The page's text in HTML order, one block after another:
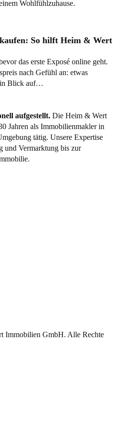
So hilft Heim & Wert
das erste Exposé online geht.
nach Gefühl an: etwas
Blick auf…
aufgestellt. Die Heim & Wert
Jahren als Immobilienmaklerin
tätig. Unsere Expertise
und Vermarktung bis zur
Immobilien GmbH. Alle Rechte